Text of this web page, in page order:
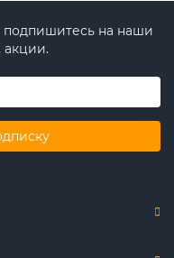
подпишитесь на наши
акции.